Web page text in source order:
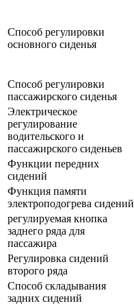
Способ регулировки
основного сиденья
Способ регулировки
пассажирского сиденья
Электрическое
регулирование
водительского и
пассажирского сиденьев
Функции передних
сидений
Функция памяти
электроподогрева сидений
регулируемая кнопка
заднего ряда для
пассажира
Регулировка сидений
второго ряда
Способ складывания
задних сидений